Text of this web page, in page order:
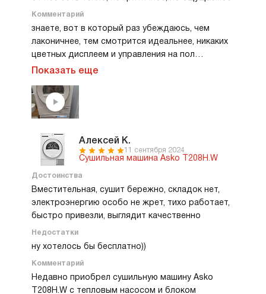
Комментарий
знаете, вот в который раз убеждаюсь, чем
лаконичнее, тем смотрится идеальнее, никаких
цветных дисплеем и управления на пол
стиральной машины - все просто, а все как
стиральной и сушильной просто в восторге!
Показать еще
Алексей К.
11 сентября 2024
Сушильная машина Asko T208H.W
Достоинства
Вместительная, сушит бережно, складок нет,
электроэнергию особо не жрет, тихо работает,
быстро привезли, выглядит качественно
Недостатки
ну хотелось бы бесплатно))
Комментарий
Недавно приобрел сушильную машину Asko
T208H.W с тепловым насосом и блоком